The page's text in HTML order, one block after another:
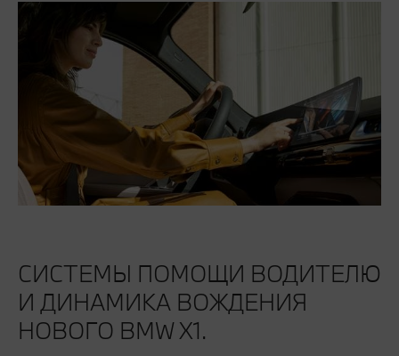
СИСТЕМЫ ПОМОЩИ ВОДИТЕЛЮ
И ДИНАМИКА ВОЖДЕНИЯ
НОВОГО BMW X1.